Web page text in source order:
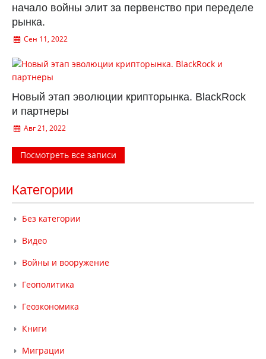
начало войны элит за первенство при переделе
рынка.
Сен 11, 2022
Новый этап эволюции крипторынка. BlackRock
и партнеры
Авг 21, 2022
Посмотреть все записи
Категории
Без категории
Видео
Войны и вооружение
Геополитика
Геоэкономика
Книги
Миграции